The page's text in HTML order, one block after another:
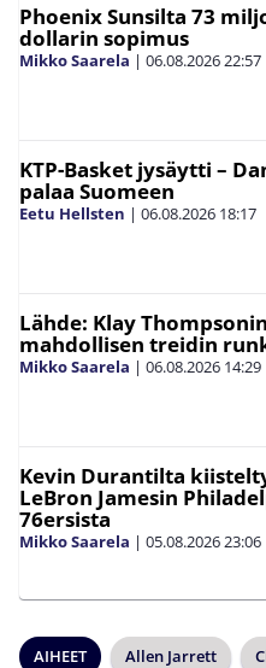
Phoenix Sunsilta 73
dollarin sopimus
Mikko Saarela | 06.08.202622:57
KTP-Basket jysäytti –
palaa Suomeen
Eetu Hellsten | 06.08.2026 18:17
Lähde: Klay Thompsonin
mahdollisen treidin
Mikko Saarela | 06.08.2026 14:29
Kevin Durantilta
LeBron Jamesin
76ersista
Mikko Saarela | 05.08.202623:06
AIHEET Allen Jarrett